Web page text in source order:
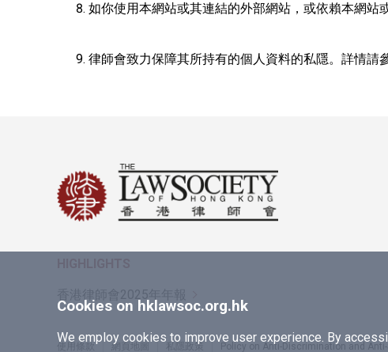
如你使用本網站或其連結的外部網站，或依賴本網站
律師會致力保障其所持有的個人資料的私隱。詳情請
Cookies on hklawsoc.org.hk
We employ cookies to improve user experience. By
香港律師會2025年年報
網頁地圖 私隱政策 Policy on Anti-Discrimination and